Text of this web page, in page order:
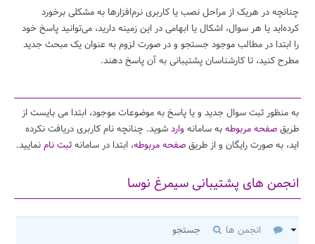
چنانچه در هریک از مراحل نصب یا کاربری نرم‌افزارها به مشکلی برخورد
کرده‌اید یا هر سوال، اشکال یا ابهامی در این زمینه دارید، می‌توانید پاسخ خود
را ابتدا در مطالب موجود جستجو و در صورت لزوم به عنوان یک مبحث جدید
مطرح کنید، تا کارشناسان پشتیبانی به آن پاسخ دهند.
به منظور ثبت سوال جدید و یا پاسخ به موضوعات موجود، ابتدا می بایست از
طریقصفحه مربوطهبه سامانه واردشوید. چنانچه نام کاربری دریافت نکرده
اید، به صورت رایگان و از طریقصفحه مربوطه، ابتدا در سامانهثبت نامنمایید.
انجمن های پشتیبانی سیمرغ نوسا
انجمن ها
جستجو